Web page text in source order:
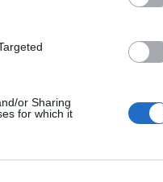
or Sharing
for which it
08